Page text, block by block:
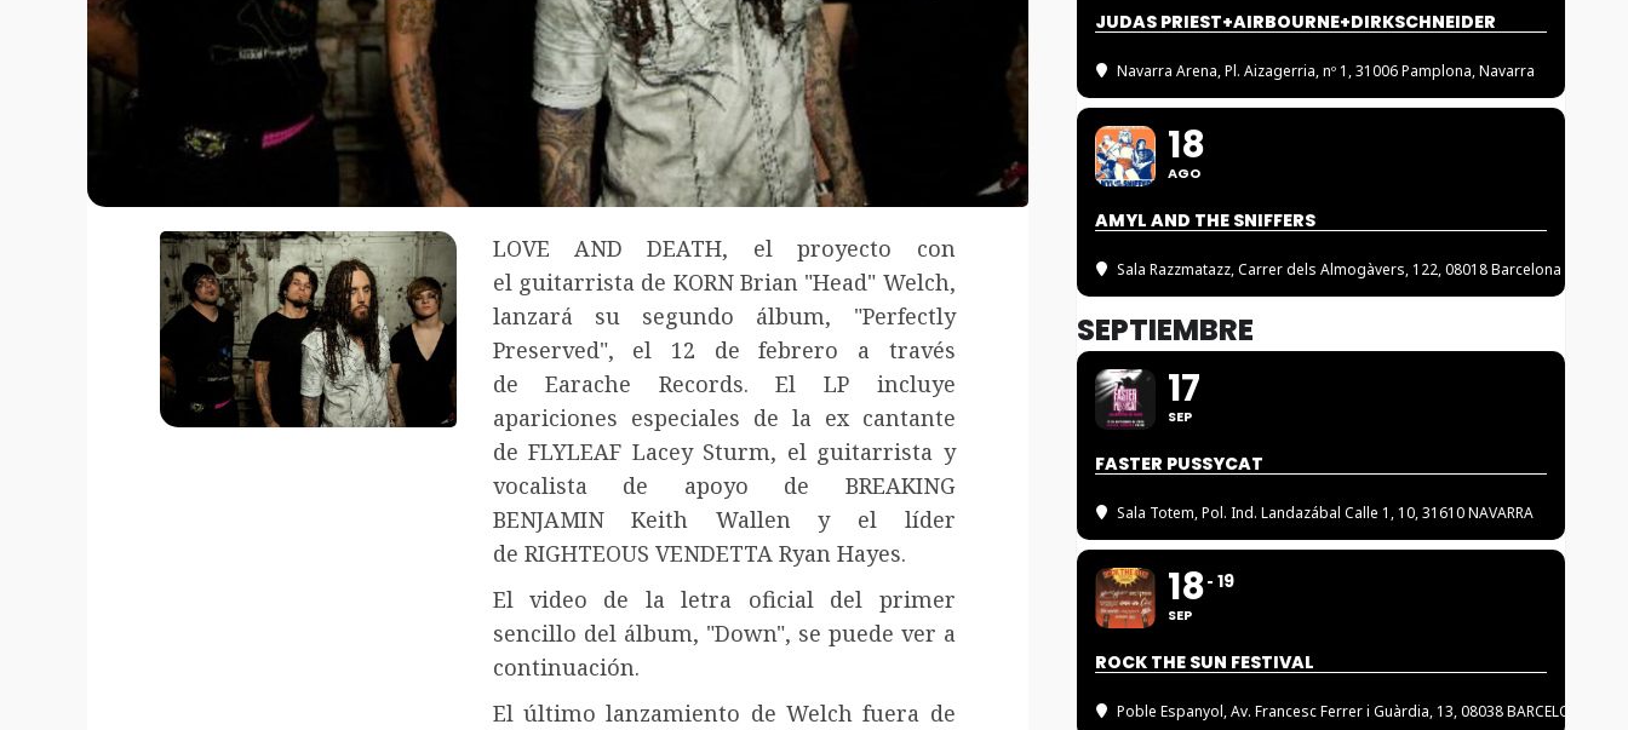
LOVE AND DEATH, el proyecto con
el guitarrista de KORN Brian "Head" Welch,
lanzará su segundo álbum, "Perfectly
Preserved", el 12 de febrero a través
de Earache Records. El LP incluye
apariciones especiales de la ex cantante
de FLYLEAF Lacey Sturm, el guitarrista y
vocalista de apoyo de BREAKING
BENJAMIN Keith Wallen y el líder
de RIGHTEOUS VENDETTA Ryan Hayes.
El video de la letra oficial del primer
sencillo del álbum, "Down", se puede ver a
continuación.
El último lanzamiento de Welch fuera de
JUDAS PRIEST+AIRBOURNE+DIRKSCHNEIDER
Navarra Arena, Pl. Aizagerria, nº 1, 31006 Pamplona, Navarra
18
AGO
AMYL AND THE SNIFFERS
Sala Razzmatazz, Carrer dels Almogàvers, 122, 08018 Barcelona
SEPTIEMBRE
17
SEP
FASTER PUSSYCAT
Sala Totem, Pol. Ind. Landazábal Calle 1, 10, 31610 NAVARRA
18
SEP
19
ROCK THE SUN FESTIVAL
Poble Espanyol, Av. Francesc Ferrer i Guàrdia, 13, 08038 BARCELONA